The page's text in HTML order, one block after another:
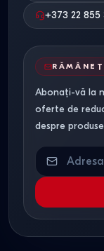
+373 22 855
Abonați-vă la
oferte de
despre